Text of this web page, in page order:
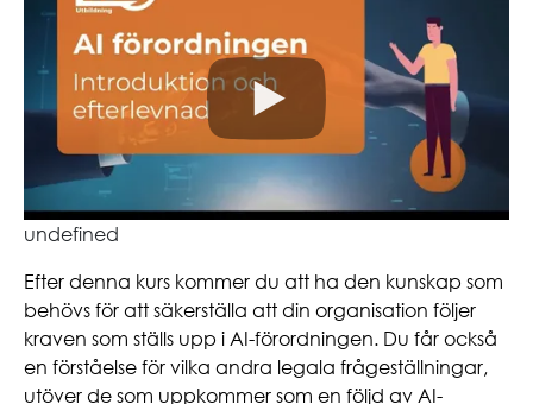
undefined
Efter denna kurs kommer du att ha den kunskap som
behövs för att säkerställa att din organisation följer
kraven som ställs upp i AI-förordningen. Du får också
en förståelse för vilka andra legala frågeställningar,
utöver de som uppkommer som en följd av AI-